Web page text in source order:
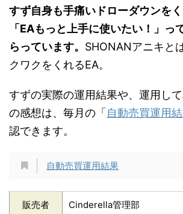
すず自身も手痛いドローダウンを
「EAもっと上手に使いたい！」っ
らっています。 SHONANアニキと
クワクをくれるEA。
すずの実際の運用結果や、運用し
の感想は、毎月の「 自動売買運用
認できます。
自動売買運用結果
販売者 Cinderella管理部